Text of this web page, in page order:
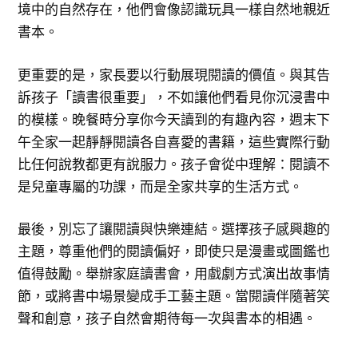
境中的自然存在，他們會像認識玩具一樣自然地親近
書本。
更重要的是，家長要以行動展現閱讀的價值。與其告
訴孩子「讀書很重要」，不如讓他們看見你沉浸書中
的模樣。晚餐時分享你今天讀到的有趣內容，週末下
午全家一起靜靜閱讀各自喜愛的書籍，這些實際行動
比任何說教都更有說服力。孩子會從中理解：閱讀不
是兒童專屬的功課，而是全家共享的生活方式。
最後，別忘了讓閱讀與快樂連結。選擇孩子感興趣的
主題，尊重他們的閱讀偏好，即使只是漫畫或圖鑑也
值得鼓勵。舉辦家庭讀書會，用戲劇方式演出故事情
節，或將書中場景變成手工藝主題。當閱讀伴隨著笑
聲和創意，孩子自然會期待每一次與書本的相遇。